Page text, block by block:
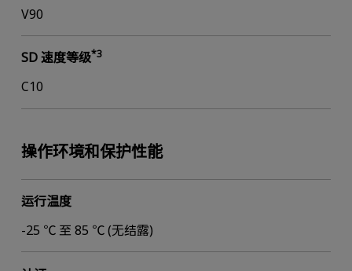
V90
SD 速度等级*3
C10
操作环境和保护性能
运行温度
-25 ℃ 至 85 ℃ (无结露)